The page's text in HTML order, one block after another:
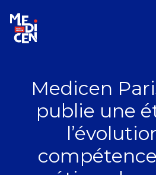
Medicen
publie une